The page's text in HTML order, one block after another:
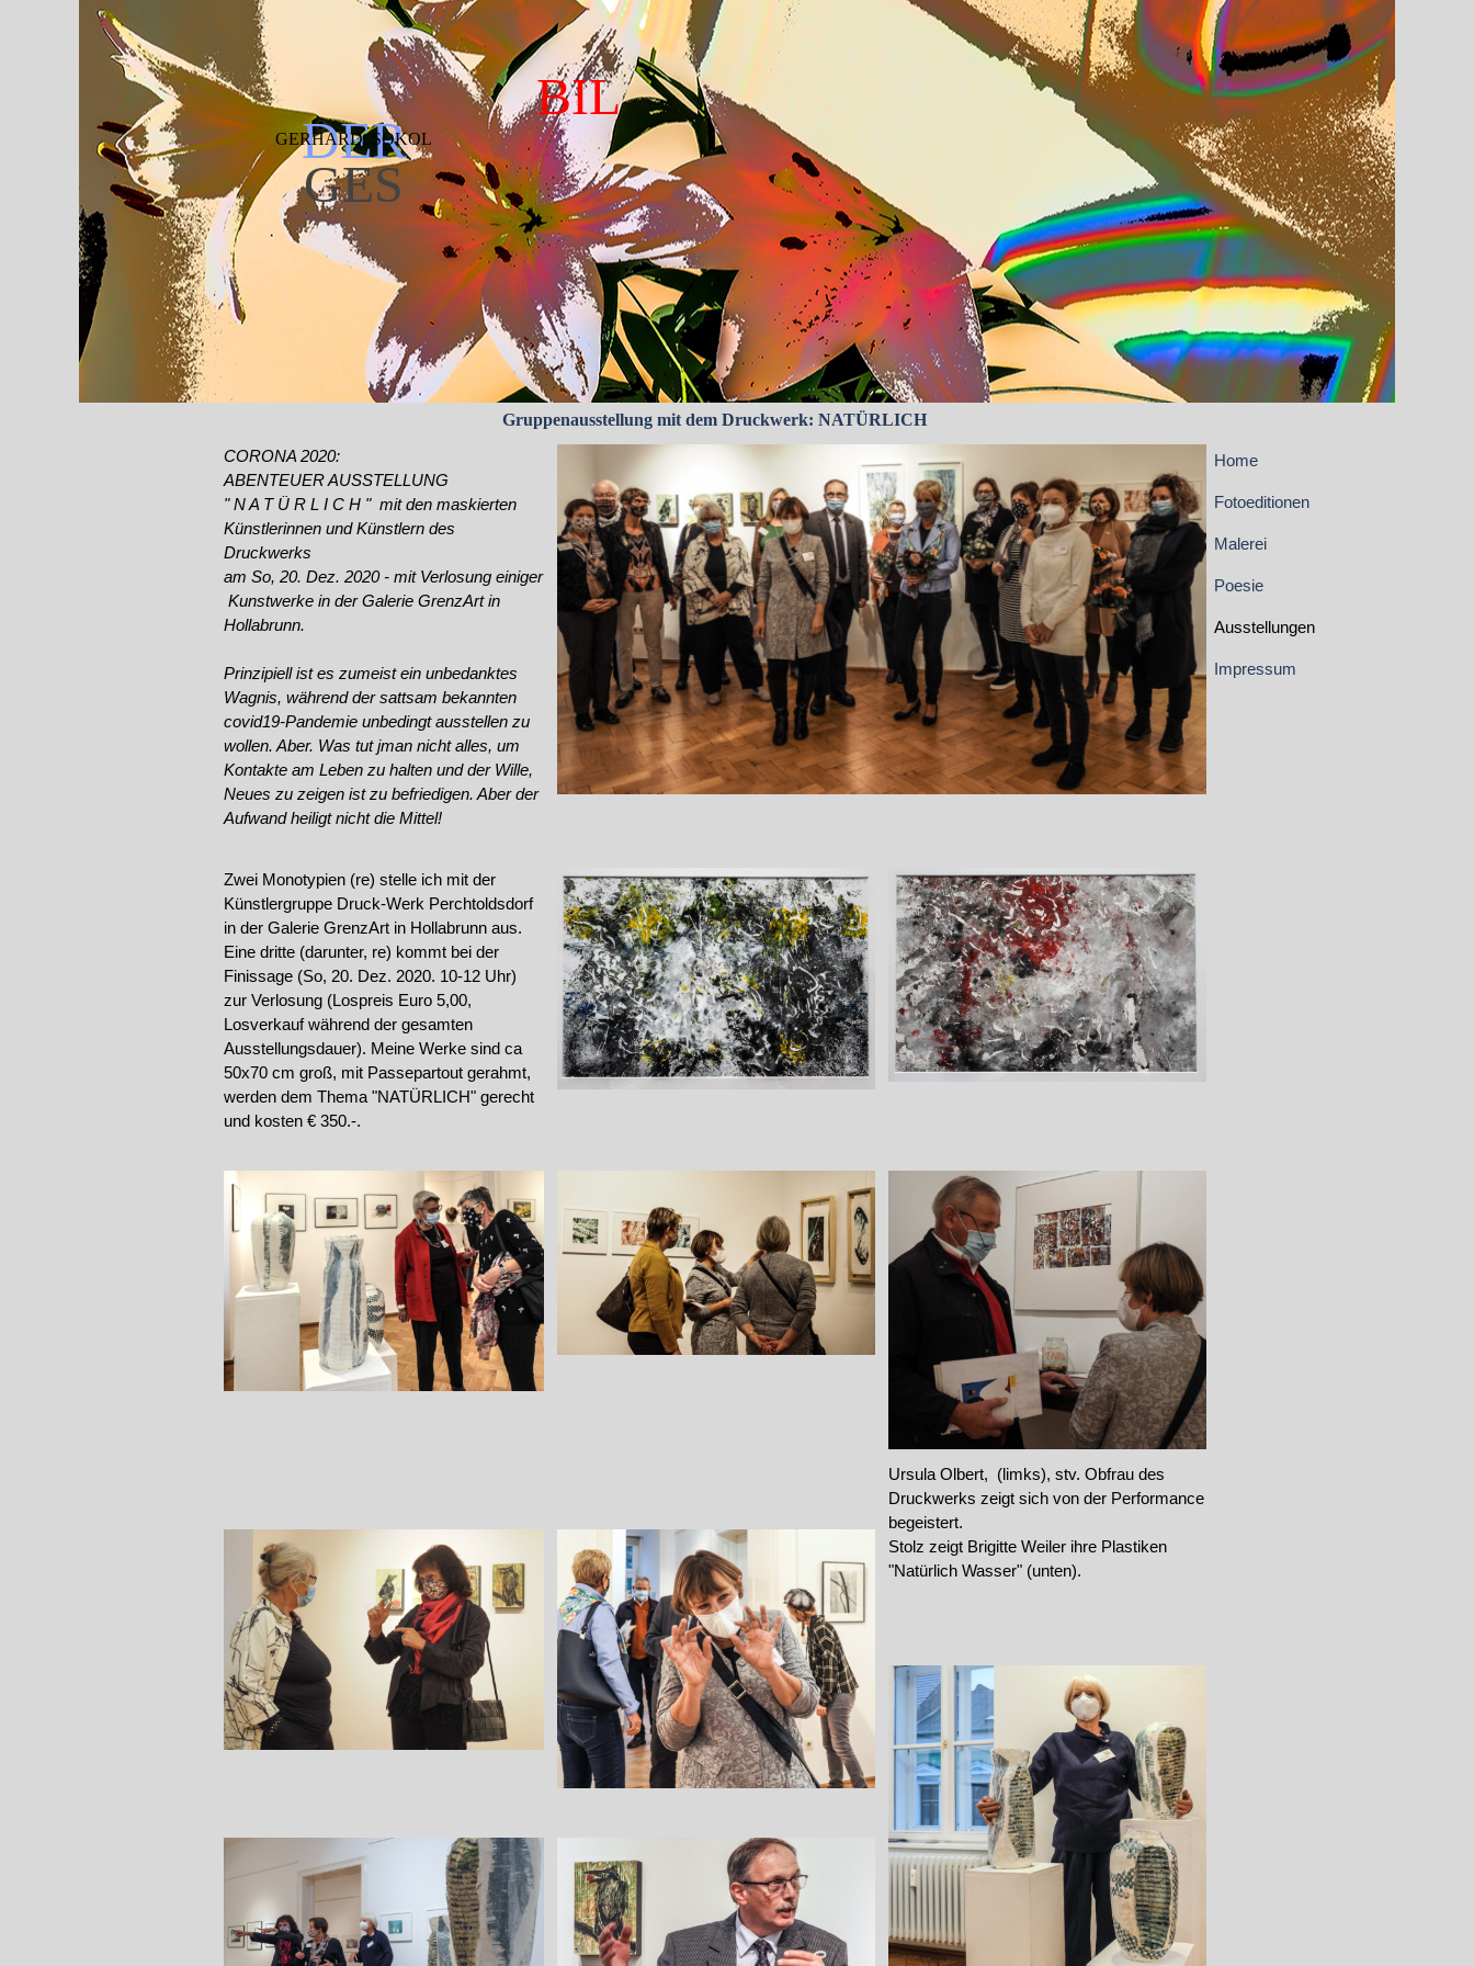
Direkt zum Seiteninhalt
BIL
DER
GERHARD  SOKOL
GES
Home
Fotoeditionen
Malerei
Poesie
Ausstellungen
Impressum
Gruppenausstellung mit dem Druckwerk: NATÜRLICH
CORONA 2020:
ABENTEUER AUSSTELLUNG
" N A T Ü R L I C H " mit den maskierten
Künstlerinnen und Künstlern des
Druckwerks
am So, 20. Dez. 2020 - mit Verlosung einiger
Kunstwerke in der Galerie GrenzArt in
Hollabrunn.
Prinzipiell ist es zumeist ein unbedanktes
Wagnis, während der sattsam bekannten
covid19-Pandemie unbedingt ausstellen zu
wollen. Aber. Was tut jman nicht alles, um
Kontakte am Leben zu halten und der Wille,
Neues zu zeigen ist zu befriedigen. Aber der
Aufwand heiligt nicht die Mittel!
Zwei Monotypien (re) stelle ich mit der
Künstlergruppe Druck-Werk Perchtoldsdorf
in derGalerie GrenzArt in Hollabrunnaus.
Eine dritte (darunter, re) kommt bei der
Finissage (So, 20. Dez. 2020. 10-12 Uhr)
zur Verlosung (Lospreis Euro 5,00,
Losverkauf während der gesamten
Ausstellungsdauer). Meine Werke sind ca
50x70 cm groß, mit Passepartout gerahmt,
werden demThema "NATÜRLICH" gerecht
und kosten € 350.-.
Ursula Olbert, (limks), stv. Obfrau des
Druckwerks zeigt sich von der Performance
begeistert.
Stolz zeigt Brigitte Weiler ihre Plastiken
"Natürlich Wasser" (unten).